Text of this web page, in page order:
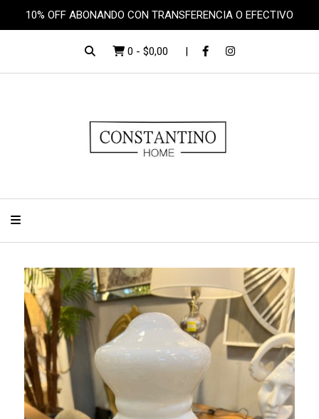
10% OFF ABONANDO CON TRANSFERENCIA O EFECTIVO
0 - $0,00